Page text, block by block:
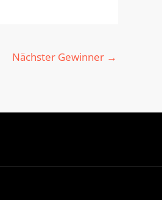
Nächster Gewinner →